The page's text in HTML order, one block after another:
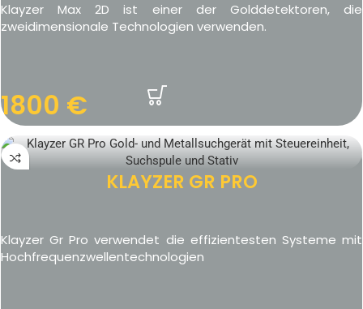
Klayzer Max 2D ist einer der Golddetektoren, die
zweidimensionale Technologien verwenden.
1800 €
KLAYZER GR PRO
Klayzer Gr Pro verwendet die effizientesten Systeme mit
Hochfrequenzwellentechnologien